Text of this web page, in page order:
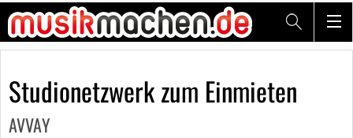
Studionetzwerk zum Einmieten
AVVAY